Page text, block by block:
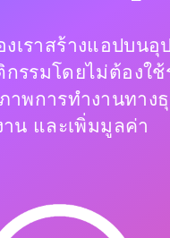
เราสร้างแอปบน
รรมโดยไม่ต้องใช้
พการทำงานทาง
าน และเพิ่มมูลค่า